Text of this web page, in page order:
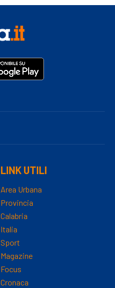
LINK UTILI
Area Urbana
Provincia
Calabria
Italia
Sport
Magazine
Focus
Cronaca